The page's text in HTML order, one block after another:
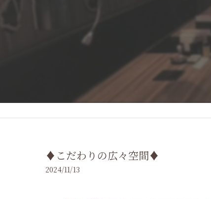
♦こだわりの広々空間♦
2024/11/13